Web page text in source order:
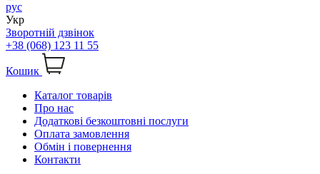
рус
Укр
Зворотній дзвінок
+38 (068) 123 11 55
Кошик
Каталог товарів
Про нас
Додаткові безкоштовні послуги
Оплата замовлення
Обмін і повернення
Контакти